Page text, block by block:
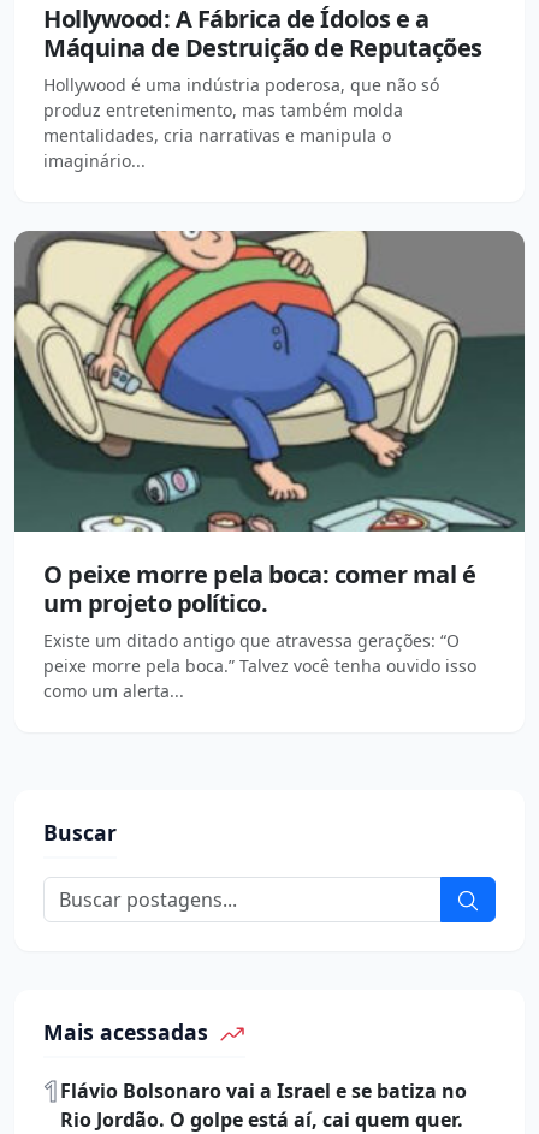
Hollywood: A Fábrica de Ídolos e a
Máquina de Destruição de Reputações
Hollywood é uma indústria poderosa, que não só
produz entretenimento, mas também molda
mentalidades, cria narrativas e manipula o
imaginário...
O peixe morre pela boca: comer mal é
um projeto político.
Existe um ditado antigo que atravessa gerações: “O
peixe morre pela boca.” Talvez você tenha ouvido isso
como um alerta...
Buscar
Mais acessadas
1Flávio Bolsonaro vai a Israel e se batiza no
Rio Jordão. O golpe está aí, cai quem quer.